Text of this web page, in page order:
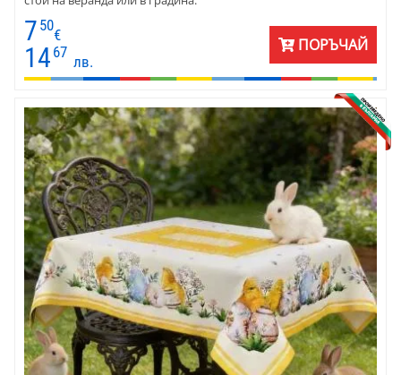
7 50
€
14 67
лв.
ПОРЪЧАЙ